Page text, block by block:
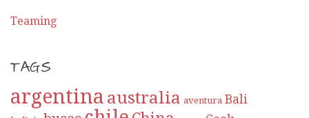
Teaming
TAGS
argentina australia aventura Bali